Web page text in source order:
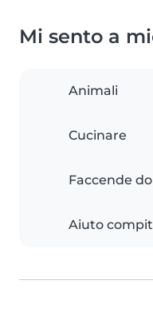
Mi sento a
Animali
Cucinare
Faccende
Aiuto